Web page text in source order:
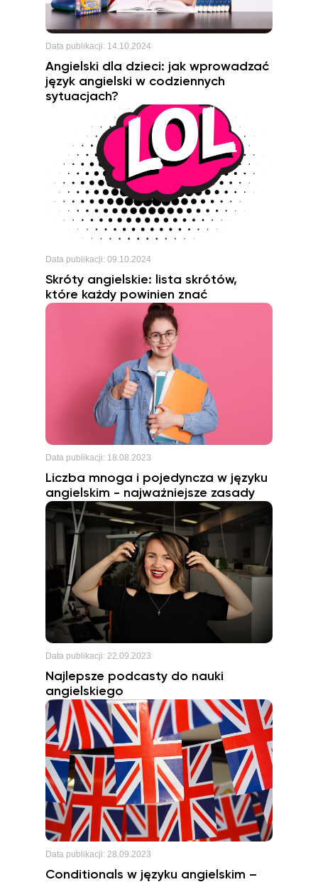
Data publikacji: 14.10.2024
Angielski dla dzieci: jak wprowadzać
język angielski w codziennych
sytuacjach?
Data publikacji: 09.10.2024
Skróty angielskie: lista skrótów,
które każdy powinien znać
Data publikacji: 18.08.2023
Liczba mnoga i pojedyncza w języku
angielskim - najważniejsze zasady
Data publikacji: 22.09.2023
Najlepsze podcasty do nauki
angielskiego
Data publikacji: 28.09.2023
Conditionals w języku angielskim –